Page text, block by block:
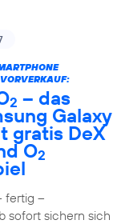
2 – das
Galaxy
gratis DeX
O2
fertig –
sofort sichern sich